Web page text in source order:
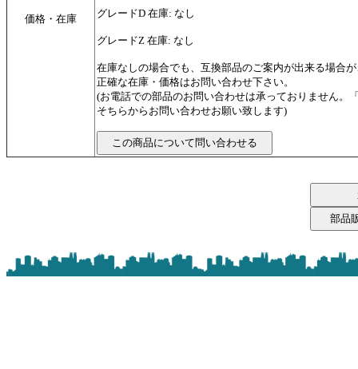
価格・在庫 グレードD 在庫: なし
グレードZ 在庫: なし
在庫なしの場合でも、互換部品のご案内が出来る場合
正確な在庫・価格はお問い合わせ下さい。
(お電話での部品のお問い合わせは承っておりません。
そちらからお問い合わせお願い致します)